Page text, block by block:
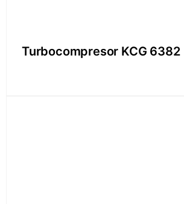
Turbocompresor KCG 6382